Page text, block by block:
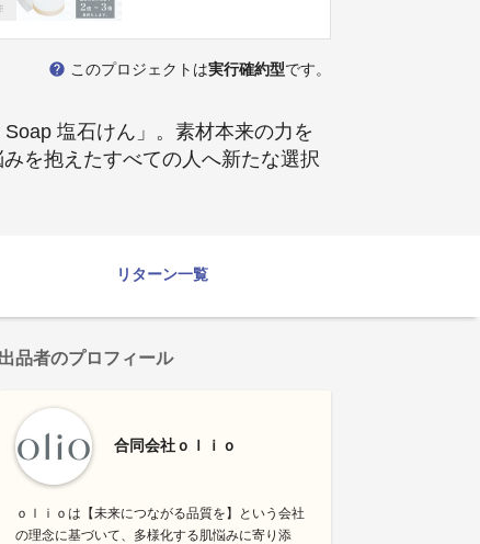
help このプロジェクトは実行確約型です。
塩石けん」。素材本来の力を
を抱えたすべての人へ新たな選択
リターン一覧
出品者のプロフィール
合同会社ｏｌｉｏ
ｏｌｉｏは【未来につながる品質を】という会社
の理念に基づいて、多様化する肌悩みに寄り添